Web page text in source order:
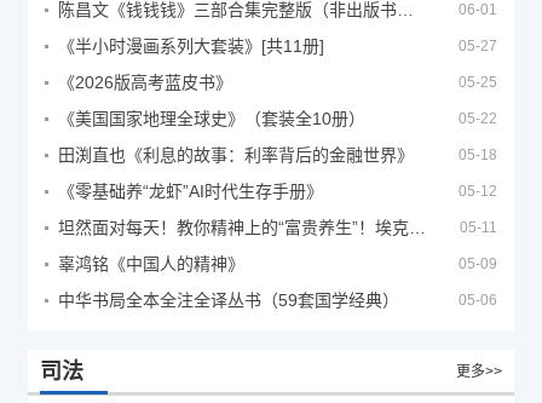
06-01
《半小时漫画系列大套装》[共11册] 05-27
《2026版高考蓝皮书》 05-25
《美国国家地理全球史》（套装全10册） 05-22
田渕直也《利息的故事：利率背后的金融世界》 05-18
《零基础养“龙虾”AI时代生存手册》 05-12
05-11
辜鸿铭《中国人的精神》 05-09
中华书局全本全注全译丛书（59套国学经典） 05-06
司法 更多>>